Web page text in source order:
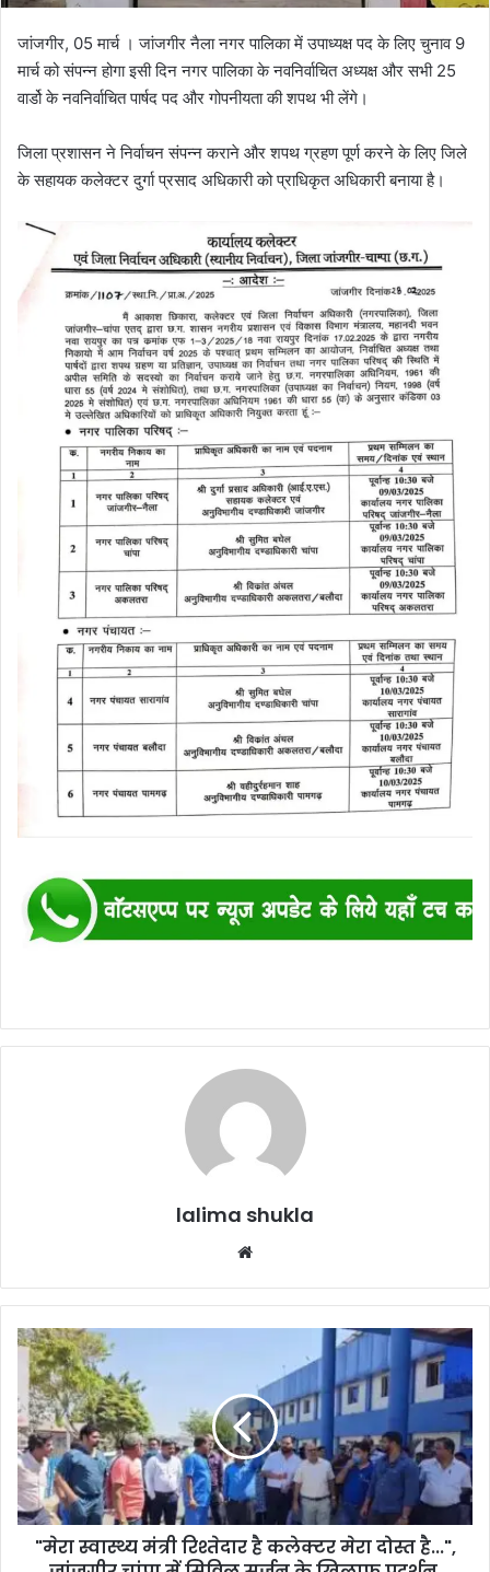
जांजगीर, 05 मार्च । जांजगीर नैला नगर पालिका में उपाध्यक्ष पद के लिए चुनाव 9
मार्च को संपन्न होगा इसी दिन नगर पालिका के नवनिर्वाचित अध्यक्ष और सभी 25
वार्डो के नवनिर्वाचित पार्षद पद और गोपनीयता की शपथ भी लेंगे।
जिला प्रशासन ने निर्वाचन संपन्न कराने और शपथ ग्रहण पूर्ण करने के लिए जिले
के सहायक कलेक्टर दुर्गा प्रसाद अधिकारी को प्राधिकृत अधिकारी बनाया है।
lalima shukla
"मेरा
स्वास्थ्य
मंत्री
रिश्तेदार
है
कलेक्टर
मेरा
दोस्त
है...",
जांजगीर
"मेरा स्वास्थ्य मंत्री रिश्तेदार है कलेक्टर मेरा दोस्त है...",